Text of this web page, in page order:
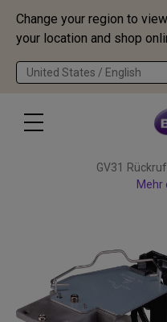
Change your region to
your location and shop
United States / English
GV31
Mehr